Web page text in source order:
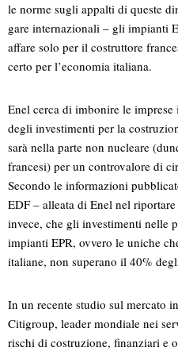
le norme sugli appalti di queste
gare internazionali – gli impianti
affare solo per il costruttore
certo per l’economia italiana.
Enel cerca di imbonire le
degli investimenti per la
sarà nella parte non nucleare
francesi) per un controvalore di
Secondo le informazioni
EDF – alleata di Enel nel
invece, che gli investimenti nelle
impianti EPR, ovvero le uniche
italiane, non superano il 40%
In un recente studio sul mercato
Citigroup, leader mondiale nei
rischi di costruzione, finanziari e